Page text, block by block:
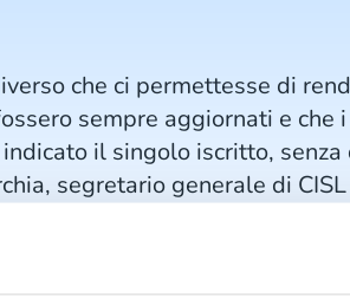
che ci permettesse di
sempre aggiornati e che
il singolo iscritto,
segretario generale di